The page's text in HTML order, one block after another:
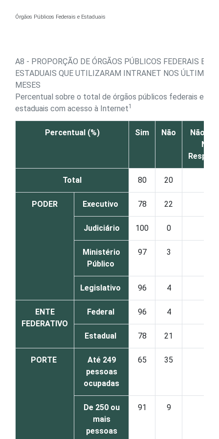
Órgãos Públicos Federais e Estaduais
A8 - PROPORÇÃO DE ÓRGÃOS PÚBLICOS FEDERAIS E
ESTADUAIS QUE UTILIZARAM INTRANET NOS ÚLTIMOS
MESES
Percentual sobre o total de órgãos públicos federais e
estaduais com acesso à Internet1
Percentual (%) Sim Não
Não
Não
Total 80 20
PODER Executivo 78 22
Judiciário 100 0
Ministério
Público
97 3
Legislativo 96 4
ENTE
FEDERATIVO
Federal 96 4
Estadual 78 21
PORTE
Até 249
pessoas
ocupadas
65 35
De 250 ou
mais
pessoas
91 9